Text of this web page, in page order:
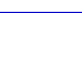
ย์เกี่ยวกับเกณฑ์
ห้ผู้ป่วยไม่สามา
งมีประสิทธิภาพ​